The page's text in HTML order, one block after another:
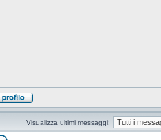
Visualizza ultimi messaggi: